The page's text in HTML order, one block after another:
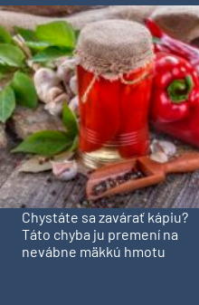
Chystáte sa zavárať kápiu?
Táto chyba ju premení na
nevábne mäkkú hmotu